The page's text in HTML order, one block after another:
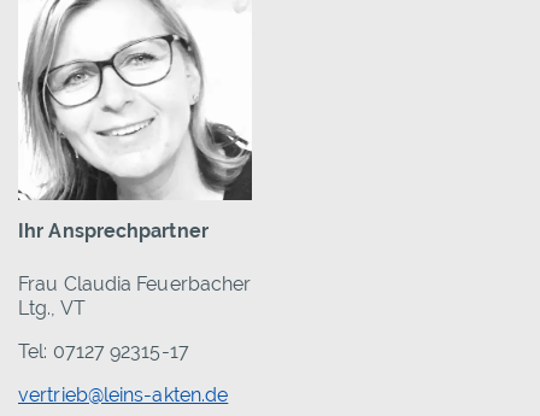
Ihr Ansprechpartner
Frau Claudia Feuerbacher
Ltg., VT
Tel: 07127 92315-17
vertrieb@leins-akten.de